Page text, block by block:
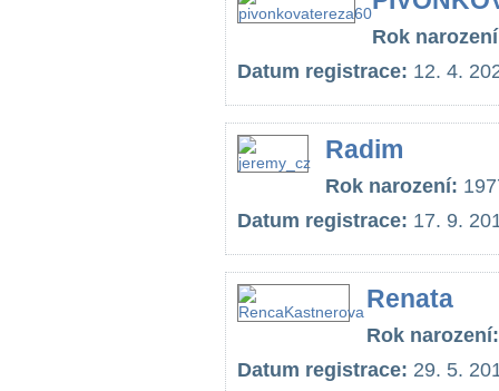
Rok
Datum registrace: 12. 4.
Radim
Rok narození:
Datum registrace: 17. 9.
Renata
Rok narození:
Datum registrace: 29. 5.